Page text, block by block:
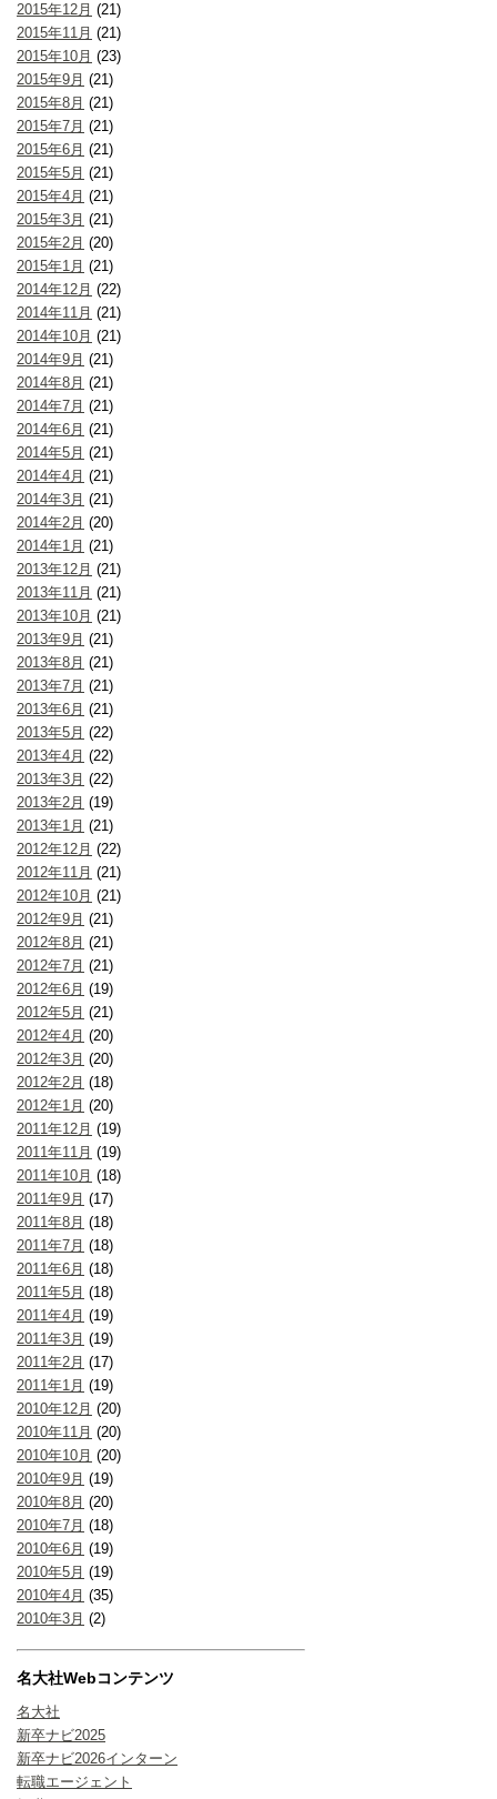
2015年12月 (21)
2015年11月 (21)
2015年10月 (23)
2015年9月 (21)
2015年8月 (21)
2015年7月 (21)
2015年6月 (21)
2015年5月 (21)
2015年4月 (21)
2015年3月 (21)
2015年2月 (20)
2015年1月 (21)
2014年12月 (22)
2014年11月 (21)
2014年10月 (21)
2014年9月 (21)
2014年8月 (21)
2014年7月 (21)
2014年6月 (21)
2014年5月 (21)
2014年4月 (21)
2014年3月 (21)
2014年2月 (20)
2014年1月 (21)
2013年12月 (21)
2013年11月 (21)
2013年10月 (21)
2013年9月 (21)
2013年8月 (21)
2013年7月 (21)
2013年6月 (21)
2013年5月 (22)
2013年4月 (22)
2013年3月 (22)
2013年2月 (19)
2013年1月 (21)
2012年12月 (22)
2012年11月 (21)
2012年10月 (21)
2012年9月 (21)
2012年8月 (21)
2012年7月 (21)
2012年6月 (19)
2012年5月 (21)
2012年4月 (20)
2012年3月 (20)
2012年2月 (18)
2012年1月 (20)
2011年12月 (19)
2011年11月 (19)
2011年10月 (18)
2011年9月 (17)
2011年8月 (18)
2011年7月 (18)
2011年6月 (18)
2011年5月 (18)
2011年4月 (19)
2011年3月 (19)
2011年2月 (17)
2011年1月 (19)
2010年12月 (20)
2010年11月 (20)
2010年10月 (20)
2010年9月 (19)
2010年8月 (20)
2010年7月 (18)
2010年6月 (19)
2010年5月 (19)
2010年4月 (35)
2010年3月 (2)
名大社Webコンテンツ
名大社
新卒ナビ2025
新卒ナビ2026インターン
転職エージェント